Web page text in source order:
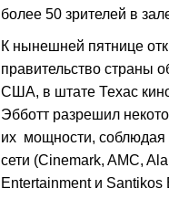
более 50 зрителей в
К нынешней пятнице
правительство страны
США, в штате Техас
Эбботт разрешил
их мощности, соблюдая
сети (Cinemark, AMC,
Entertainment и Santikos